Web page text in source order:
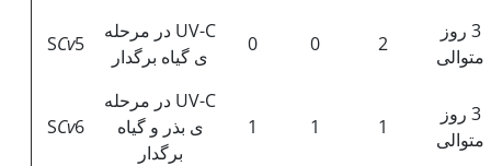
SCv5
UV-C در مرحله
ی گیاه برگدار
0 0 2
3 روز
متوالی
SCv6
UV-C در مرحله
ی بذر و گیاه
برگدار
1 1 1
3 روز
متوالی